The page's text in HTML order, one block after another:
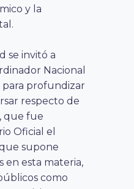
y la
se invitó a
Nacional
profundizar
respecto de
que fue
Oficial el
supone
en esta materia,
como